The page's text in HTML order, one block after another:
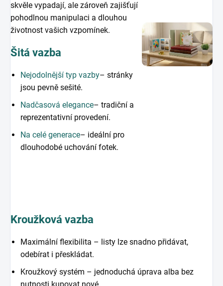
skvěle vypadají, ale zároveň zajišťují
pohodlnou manipulaci a dlouhou
životnost vašich vzpomínek.
Šitá vazba
Nejodolnější typ vazby– stránky
jsou pevně sešité.
Nadčasová elegance– tradiční a
reprezentativní provedení.
Na celé generace– ideální pro
dlouhodobé uchování fotek.
Kroužková vazba
Maximální flexibilita – listy lze snadno přidávat,
odebírat i přeskládat.
Kroužkový systém – jednoduchá úprava alba bez